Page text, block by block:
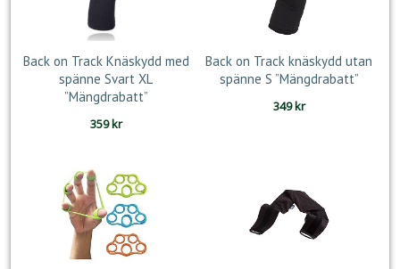
Back on Track Knäskydd med
spänne Svart XL
”Mängdrabatt”
359kr
Back on Track knäskydd utan
spänne S ”Mängdrabatt”
349kr